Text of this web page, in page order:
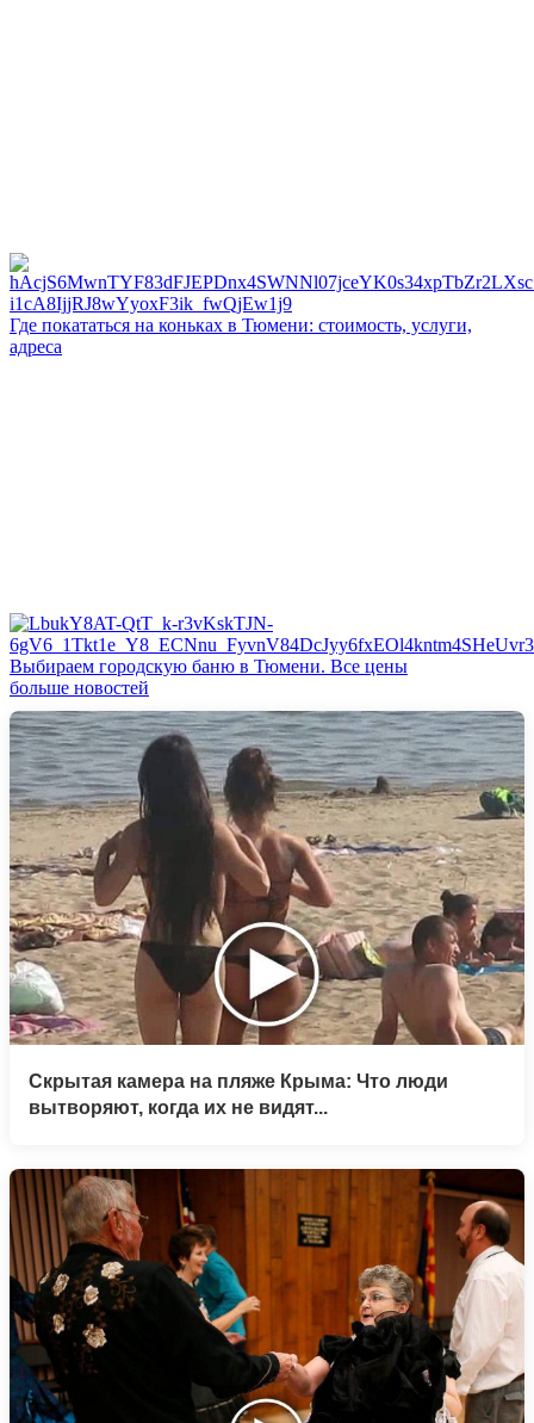
Где покататься на коньках в Тюмени: стоимость, услуги,
адреса
Выбираем городскую баню в Тюмени. Все цены
больше новостей
Скрытая камера на пляже Крыма: Что люди
вытворяют, когда их не видят...